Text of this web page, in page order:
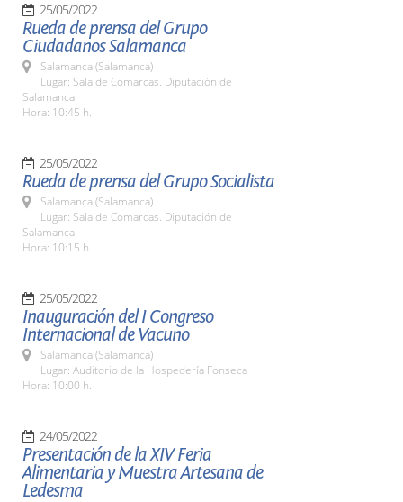
25/05/2022
Rueda de prensa del Grupo
Ciudadanos Salamanca
Salamanca (Salamanca)
Lugar: Sala de Comarcas. Diputación de
Salamanca
Hora: 10:45 h.
25/05/2022
Rueda de prensa del Grupo Socialista
Salamanca (Salamanca)
Lugar: Sala de Comarcas. Diputación de
Salamanca
Hora: 10:15 h.
25/05/2022
Inauguración del I Congreso
Internacional de Vacuno
Salamanca (Salamanca)
Lugar: Auditorio de la Hospedería Fonseca
Hora: 10:00 h.
24/05/2022
Presentación de la XIV Feria
Alimentaria y Muestra Artesana de
Ledesma